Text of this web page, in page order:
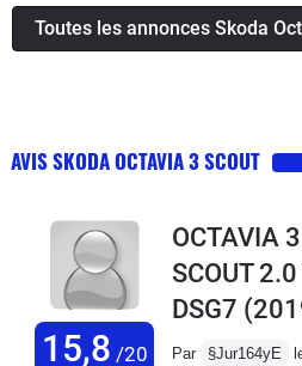
Toutes les annonces Skoda
AVIS SKODA OCTAVIA 3 SCOUT
15,8 /20
OCTAVIA
SCOUT
DSG7
Par §Jur164yE